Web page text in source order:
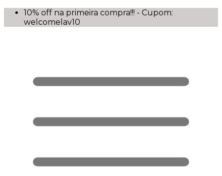
10% off na primeira compra!!! - Cupom:
welcomelav10